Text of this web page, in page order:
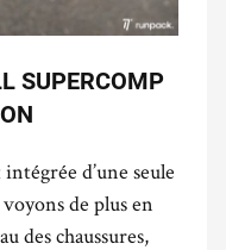
SUPERCOMP
d’une seule
de plus en
des chaussures,